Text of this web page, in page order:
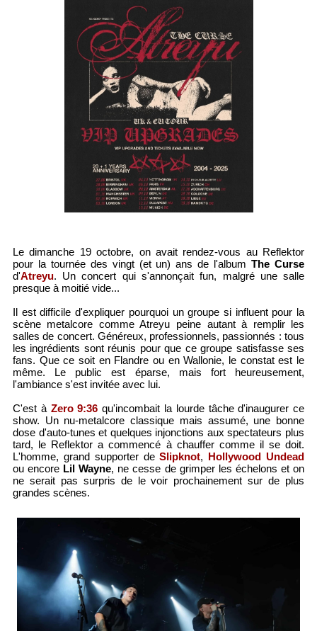
Le dimanche 19 octobre, on avait rendez-vous au Reflektor
pour la tournée des vingt (et un) ans de l'albumThe Curse
d'Atreyu. Un concert qui s'annonçait fun, malgré une salle
presque à moitié vide...
Il est difficile d'expliquer pourquoi un groupe si influent pour la
scène metalcore comme Atreyu peine autant à remplir les
salles de concert. Généreux, professionnels, passionnés : tous
les ingrédients sont réunis pour que ce groupe satisfasse ses
fans. Que ce soit en Flandre ou en Wallonie, le constat est le
même. Le public est éparse, mais fort heureusement,
l'ambiance s'est invitée avec lui.
C'est à Zero 9:36 qu'incombait la lourde tâche d'inaugurer ce
show. Un nu-metalcore classique mais assumé, une bonne
dose d'auto-tunes et quelques injonctions aux spectateurs plus
tard, le Reflektor a commencé à chauffer comme il se doit.
L'homme, grand supporter deSlipknot, Hollywood Undead
ou encore Lil Wayne, ne cesse de grimper les échelons et on
ne serait pas surpris de le voir prochainement sur de plus
grandes scènes.